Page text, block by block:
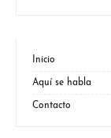
Inicio
Aquí se habla
Contacto